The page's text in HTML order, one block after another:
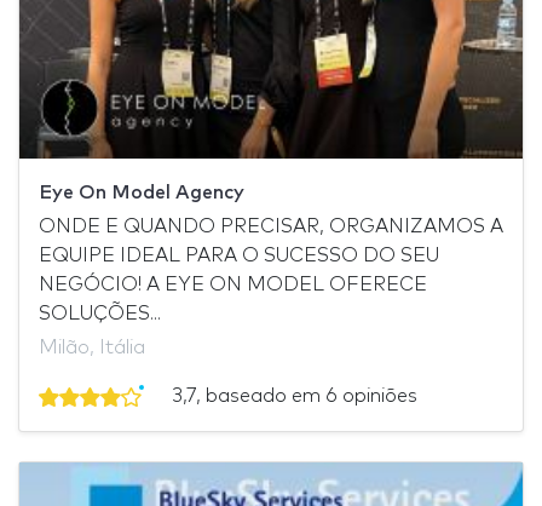
Eye On Model Agency
ONDE E QUANDO PRECISAR, ORGANIZAMOS A
EQUIPE IDEAL PARA O SUCESSO DO SEU
NEGÓCIO! A EYE ON MODEL OFERECE
SOLUÇÕES...
Milão, Itália
3,7, baseado em 6 opiniões